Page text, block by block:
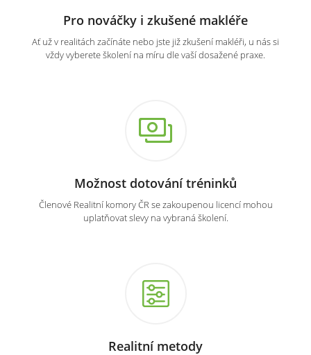
Pro nováčky i zkušené makléře
Ať už v realitách začínáte nebo jste již zkušení makléři, u nás si
vždy vyberete školení na míru dle vaší dosažené praxe.
Možnost dotování tréninků
Členové Realitní komory ČR se zakoupenou licencí mohou
uplatňovat slevy na vybraná školení.
Realitní metody